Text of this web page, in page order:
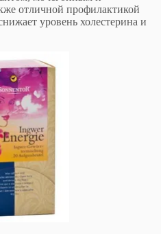
отличной профилактикой
уровень холестерина и